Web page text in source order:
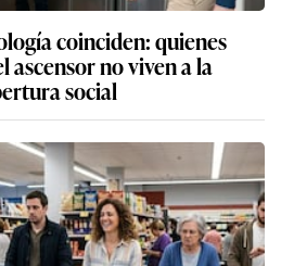
coinciden: quienes
ascensor no viven a la
social